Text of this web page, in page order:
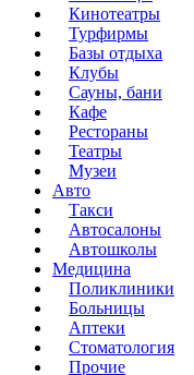
Кинотеатры
Турфирмы
Базы отдыха
Клубы
Сауны, бани
Кафе
Рестораны
Театры
Музеи
Авто
Такси
Автосалоны
Автошколы
Медицина
Поликлиники
Больницы
Аптеки
Стоматология
Прочие